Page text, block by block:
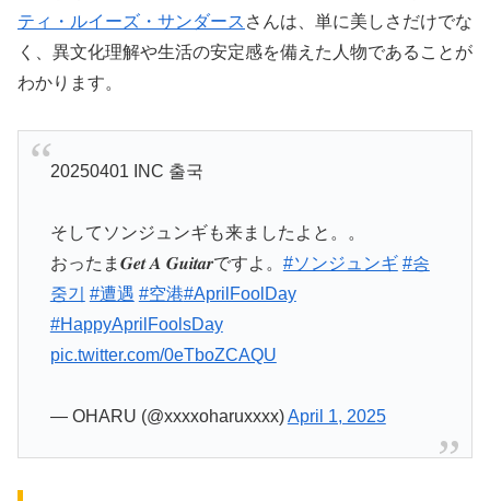
ティ・ルイーズ・サンダース さんは、単に美しさだけでな
く、異文化理解や生活の安定感を備えた人物であることが
わかります。
20250401 INC 출국
そしてソンジュンギも来ましたよと。。
おったま𝑮𝒆𝒕 𝑨 𝑮𝒖𝒊𝒕𝒂𝒓ですよ。 #ソンジュンギ #송
중기
#遭遇 #空港#AprilFoolDay
#HappyAprilFoolsDay
pic.twitter.com/0eTboZCAQU
— OHARU (@xxxxoharuxxxx)April 1, 2025